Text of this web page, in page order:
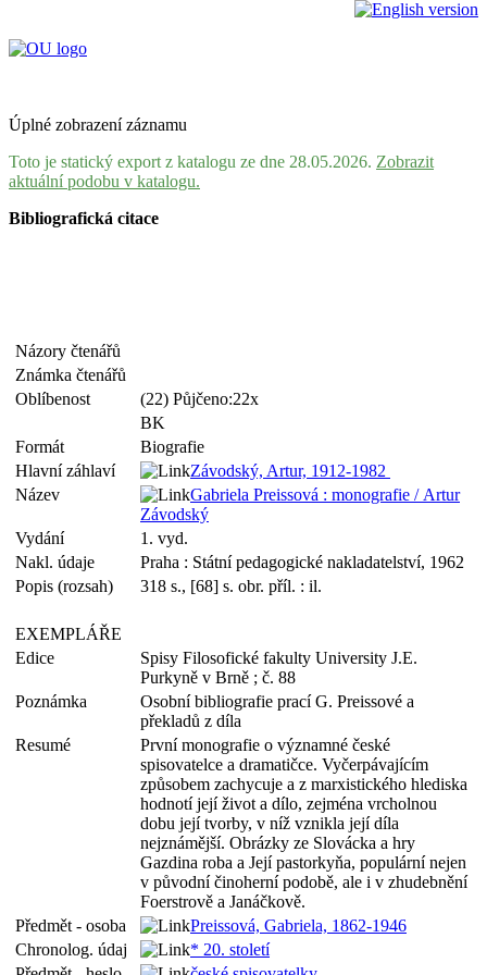
Úplné zobrazení záznamu
Toto je statický export z katalogu ze dne 28.05.2026. Zobrazit
aktuální podobu v katalogu.
Bibliografická citace
Názory čtenářů
Známka čtenářů
Oblíbenost
(22) Půjčeno:22x
BK
Formát
Biografie
Hlavní záhlaví
Závodský, Artur, 1912-1982
Název
Gabriela Preissová : monografie / Artur
Závodský
Vydání
1. vyd.
Nakl. údaje
Praha : Státní pedagogické nakladatelství, 1962
Popis (rozsah)
318 s., [68] s. obr. příl. : il.
EXEMPLÁŘE
Edice
Spisy Filosofické fakulty University J.E.
Purkyně v Brně ; č. 88
Poznámka
Osobní bibliografie prací G. Preissové a
překladů z díla
Resumé
První monografie o významné české
spisovatelce a dramatičce. Vyčerpávajícím
způsobem zachycuje a z marxistického hlediska
hodnotí její život a dílo, zejména vrcholnou
dobu její tvorby, v níž vznikla její díla
nejznámější. Obrázky ze Slovácka a hry
Gazdina roba a Její pastorkyňa, populární nejen
v původní činoherní podobě, ale i v zhudebnění
Foerstrově a Janáčkově.
Předmět - osoba
Preissová, Gabriela, 1862-1946
Chronolog. údaj
* 20. století